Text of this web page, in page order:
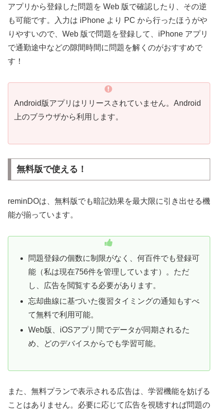
アプリから登録した問題を Web 版で確認したり、その逆
も可能です。入力は iPhone より PC から行ったほうがや
りやすいので、Web 版で問題を登録して、iPhone アプリ
で通勤途中などの隙間時間に問題を解くのがおすすめで
す！
Android版アプリはリリースされていません。Android
上のブラウザから利用します。
無料版で使える！
reminDOは、無料版でも暗記効果を最大限に引き出せる機
能が揃っています。
問題登録の個数に制限がなく、何百件でも登録可
能（私は現在756件を管理しています）。ただ
し、広告を閲覧する必要があります。
忘却曲線に基づいた復習タイミングの通知もすべ
て無料で利用可能。
Web版、iOSアプリ間でデータが同期されるた
め、どのデバイスからでも学習可能。
また、無料プランで表示される広告は、学習機能を妨げる
ことはありません。必要に応じて広告を視聴すれば問題の